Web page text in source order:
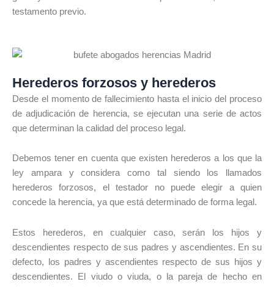
testamento previo.
Herederos forzosos y herederos
Desde el momento de fallecimiento hasta el inicio del proceso
de adjudicación de herencia, se ejecutan una serie de actos
que determinan la calidad del proceso legal.
Debemos tener en cuenta que existen herederos a los que la
ley ampara y considera como tal siendo los llamados
herederos forzosos, el testador no puede elegir a quien
concede la herencia, ya que está determinado de forma legal.
Estos herederos, en cualquier caso, serán los hijos y
descendientes respecto de sus padres y ascendientes. En su
defecto, los padres y ascendientes respecto de sus hijos y
descendientes. El viudo o viuda, o la pareja de hecho en